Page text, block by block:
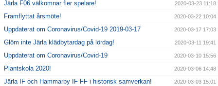
Järla F06 välkomnar fler spelare! 2020-03-23 11:18
Framflyttat årsmöte! 2020-03-22 10:04
Uppdaterat om Coronavirus/Covid-19 2019-03-17 2020-03-17 17:03
Glöm inte Järla klädbytardag på lördag! 2020-03-11 19:41
Uppdaterat om Coronavirus/Covid-19 2020-03-10 15:56
Plantskola 2020! 2020-03-06 14:48
Järla IF och Hammarby IF FF i historisk samverkan! 2020-03-03 15:01